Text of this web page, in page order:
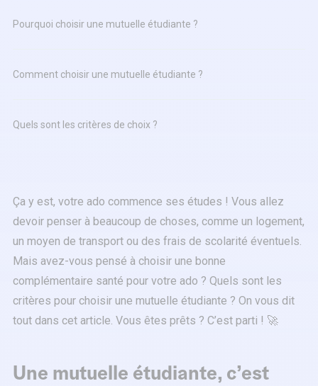
Ça y est, votre ado commence ses études ! Vous allez
devoir penser à beaucoup de choses, comme un logement,
un moyen de transport ou des frais de scolarité éventuels.
Mais avez-vous pensé à choisir une bonne
complémentaire santé pour votre ado ? Quels sont les
critères pour choisir une mutuelle étudiante ? On vous dit
tout dans cet article. Vous êtes prêts ? C’est parti ! 🚀
Une mutuelle étudiante, c’est
Pourquoi choisir une mutuelle étudiante ?
Comment choisir une mutuelle étudiante ?
Quels sont les critères de choix ? ️